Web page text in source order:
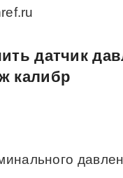
датчик
калибр